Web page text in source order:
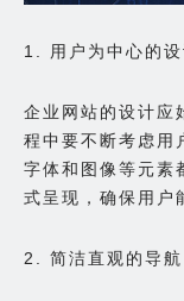
1. 用户为中心的设
企业网站的设计应
程中要不断考虑用
字体和图像等元素
式呈现，确保用户
2. 简洁直观的导航